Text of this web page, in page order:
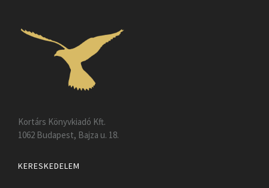
Kortárs Könyvkiadó Kft.
1062 Budapest, Bajza u. 18.
KERESKEDELEM